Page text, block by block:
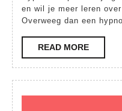
van
een
en wil je meer leren
Overweeg dan een
READ MOREREAD
MORE